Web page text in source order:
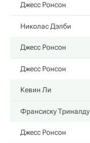
Джесс Ронсон
Николас Дэлби
Джесс Ронсон
Джесс Ронсон
Кевин Ли
Франсиску Триналду
Джесс Ронсон